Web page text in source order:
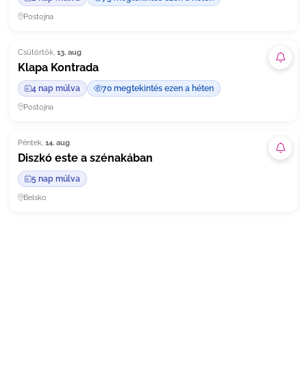
Postojna
Csütörtök, 13. aug
Klapa Kontrada
4 nap múlva 70 megtekintés ezen a héten
Postojna
Péntek, 14. aug
Diszkó este a szénakában
5 nap múlva
Belsko